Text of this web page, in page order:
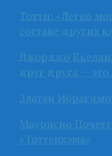
Тотти: «Легко
составе других
Джорджо
друг друга —
Златан
Маурисио
«Тоттенхэма»